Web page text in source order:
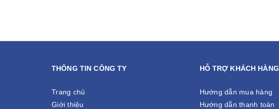
THÔNG TIN CÔNG TY
Trang chủ
Giới thiệu
HỖ TRỢ KHÁCH HÀNG
Hướng dẫn mua hàng
Hướng dẫn thanh toán